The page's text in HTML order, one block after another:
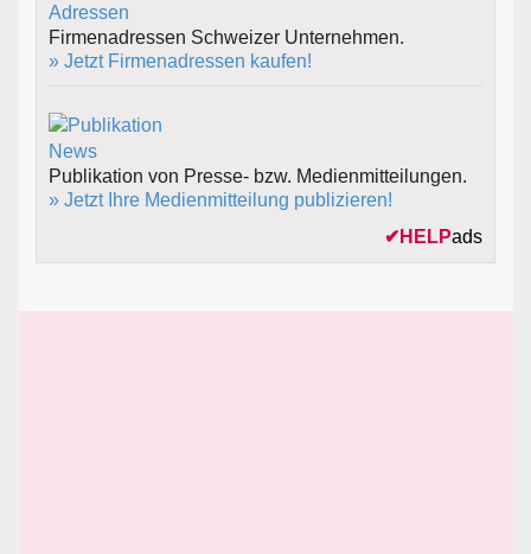
Firmenadressen Schweizer Unternehmen.
» Jetzt Firmenadressen kaufen!
Publikation von Presse- bzw. Medienmitteilungen.
» Jetzt Ihre Medienmitteilung publizieren!
✔ HELPads